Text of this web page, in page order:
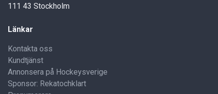
111 43 Stockholm
Länkar
Kontakta oss
Kundtjänst
Annonsera på Hockeysverige
Sponsor: Rekatochklart